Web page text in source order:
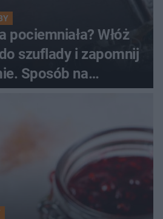
pociemniała? Włóż
szuflady i zapomnij
Sposób na